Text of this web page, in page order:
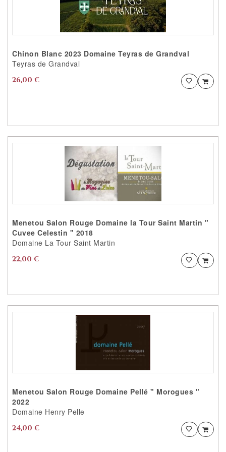
ACCEDER AU
FAVORITES
Chinon Blanc 2023 Domaine Teyras de Grandval
Teyras de Grandval
26,00 € Ajouter
VOULEZ VOUS CONTINUER ?
CONTINUER VOS
ACHATS
ACCEDER AU
FAVORITES
Menetou Salon Rouge Domaine la Tour Saint Martin "
Cuvee Celestin " 2018
Domaine La Tour Saint Martin
22,00 € Ajouter
FAVORITES AVEC SUCCÈS
VOULEZ VOUS CONTINUER ?
CONTINUER VOS
ACHATS
ACCEDER AU
FAVORITES
Menetou Salon Rouge Domaine Pellé " Morogues "
2022
Domaine Henry Pelle
24,00 € Ajouter